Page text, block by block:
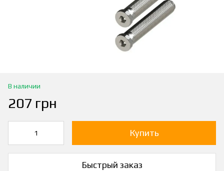
В наличии
207 грн
Купить
Быстрый заказ